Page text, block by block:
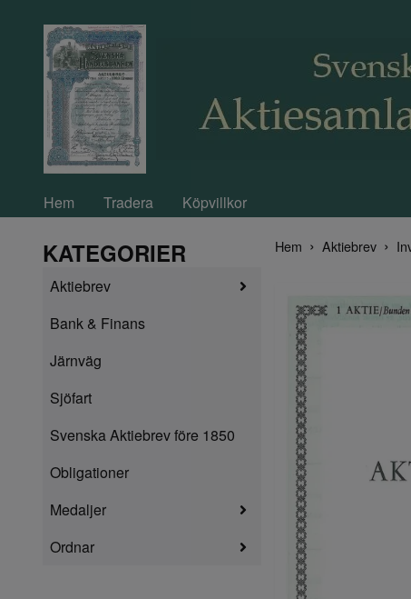
Hem Tradera Köpvillkor
KATEGORIER
Aktiebrev
Bank & Finans
Järnväg
Sjöfart
Svenska Aktiebrev före 1850
Obligationer
Medaljer
Ordnar
Hem Aktiebrev